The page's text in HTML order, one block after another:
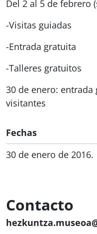
Del 2 al 5 de febrero
-Visitas guiadas
-Entrada gratuita
-Talleres gratuitos
30 de enero:
visitantes
Fechas
30 de enero de 2016.
Contacto